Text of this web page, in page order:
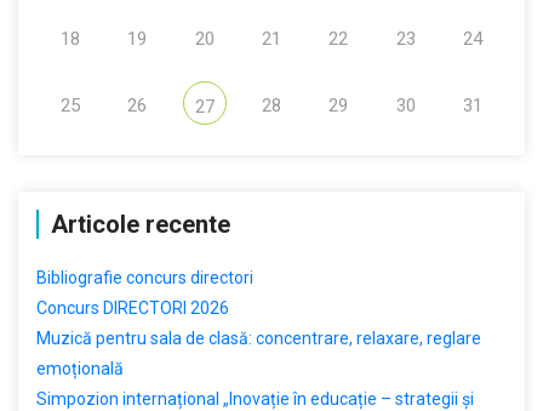
18 19 20 21 22 23 24
25 26 27 28 29 30 31
Articole recente
Bibliografie concurs directori
Concurs DIRECTORI 2026
Muzică pentru sala de clasă: concentrare, relaxare, reglare
emoțională
Simpozion internațional „Inovație în educație – strategii și